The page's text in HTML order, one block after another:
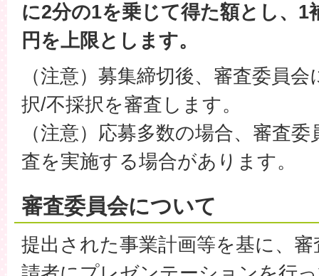
に2分の1を乗じて得た額とし、1
円を上限とします。
（注意）募集締切後、審査委員
択/不採択を審査します。
（注意）応募多数の場合、審査
査を実施する場合があります。
審査委員会について
提出された事業計画等を基に、